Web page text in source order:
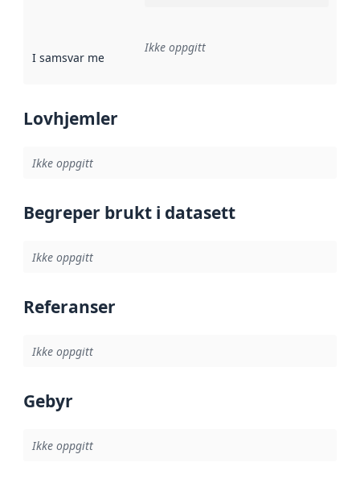
I samsvar med Referanse til en implementasjonsregel
Ikke oppgitt
Lovhjemler
Ikke oppgitt
Begreper brukt i datasett
Ikke oppgitt
Referanser
Ikke oppgitt
Gebyr
Ikke oppgitt